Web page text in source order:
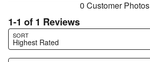
0 Customer Photos
1-1 of 1 Reviews
SORT
Highest Rated
Search reviews…